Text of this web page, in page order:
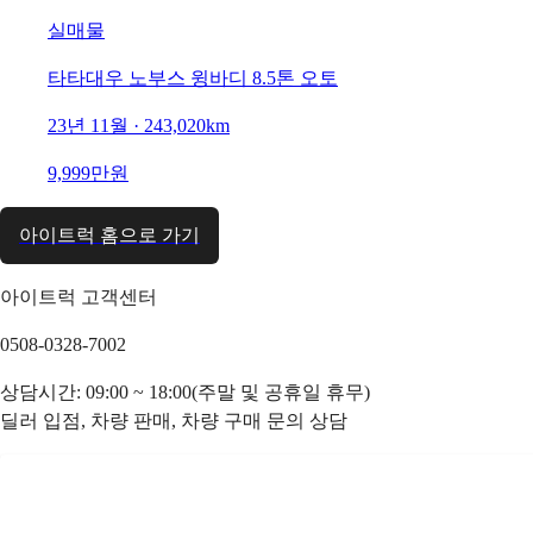
실매물
타타대우 노부스 윙바디 8.5톤 오토
23년 11월 · 243,020km
9,999만원
아이트럭 홈으로 가기
아이트럭 고객센터
0508-0328-7002
상담시간: 09:00 ~ 18:00(주말 및 공휴일 휴무)
딜러 입점, 차량 판매, 차량 구매 문의 상담